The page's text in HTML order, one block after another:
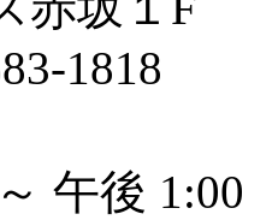
1818
午後 1:00